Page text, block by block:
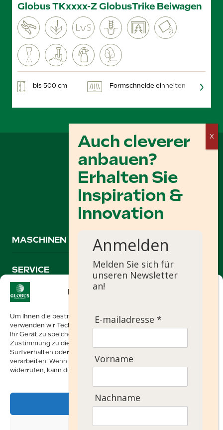
Einwilligung verwalten
Um Ihnen die bestmögliche Nutzererfahrung zu bieten,
verwenden wir Technologien wie Cookies, um Informationen über
Ihr Gerät zu speichern und/oder darauf zuzugreifen. Mit Ihrer
Zustimmung zu diesen Technologien können wir Daten wie Ihr
Surfverhalten oder eindeutige Kennungen auf dieser Website
verarbeiten. Wenn Sie Ihre Einwilligung nicht erteilen oder
widerrufen, kann dies bestimmte Funktionen beeinträchtigen.
Akzeptieren
Verweigern
Globus TKxxxx-Z GlobusTrike Beiwagen
bis 500 cm Formschneide einheiten
MASCHINEN
SERVICE
info@globusmachines.nl
Oonksweg 35
7622 AW Borne, Niederlande
Anmelden
Melden Sie sich für
unseren Newsletter
an!
E-mailadresse *
Vorname
Nachname